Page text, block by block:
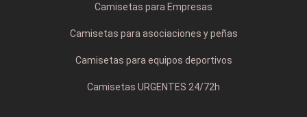
Camisetas para Empresas
Camisetas para asociaciones y peñas
Camisetas para equipos deportivos
Camisetas URGENTES 24/72h